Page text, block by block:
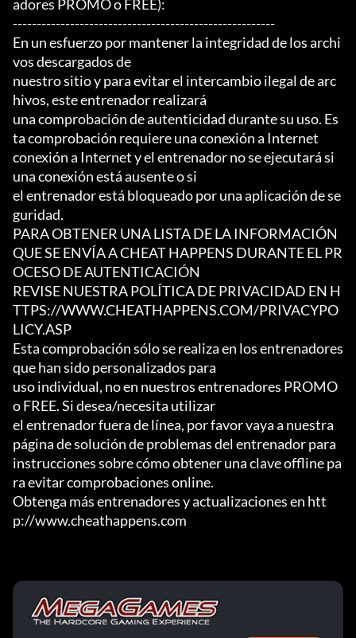
adores PROMO o FREE):
-------------------------------------------------------
En un esfuerzo por mantener la integridad de los archi
vos descargados de
nuestro sitio y para evitar el intercambio ilegal de arc
hivos, este entrenador realizará
una comprobación de autenticidad durante su uso. Es
ta comprobación requiere una conexión a Internet
conexión a Internet y el entrenador no se ejecutará si
una conexión está ausente o si
el entrenador está bloqueado por una aplicación de se
guridad.
PARA OBTENER UNA LISTA DE LA INFORMACIÓN
QUE SE ENVÍA A CHEAT HAPPENS DURANTE EL PR
OCESO DE AUTENTICACIÓN
REVISE NUESTRA POLÍTICA DE PRIVACIDAD EN H
TTPS://WWW.CHEATHAPPENS.COM/PRIVACYPO
LICY.ASP
Esta comprobación sólo se realiza en los entrenadores
que han sido personalizados para
uso individual, no en nuestros entrenadores PROMO
o FREE. Si desea/necesita utilizar
el entrenador fuera de línea, por favor vaya a nuestra
página de solución de problemas del entrenador para
instrucciones sobre cómo obtener una clave offline pa
ra evitar comprobaciones online.
Obtenga más entrenadores y actualizaciones en htt
p://www.cheathappens.com